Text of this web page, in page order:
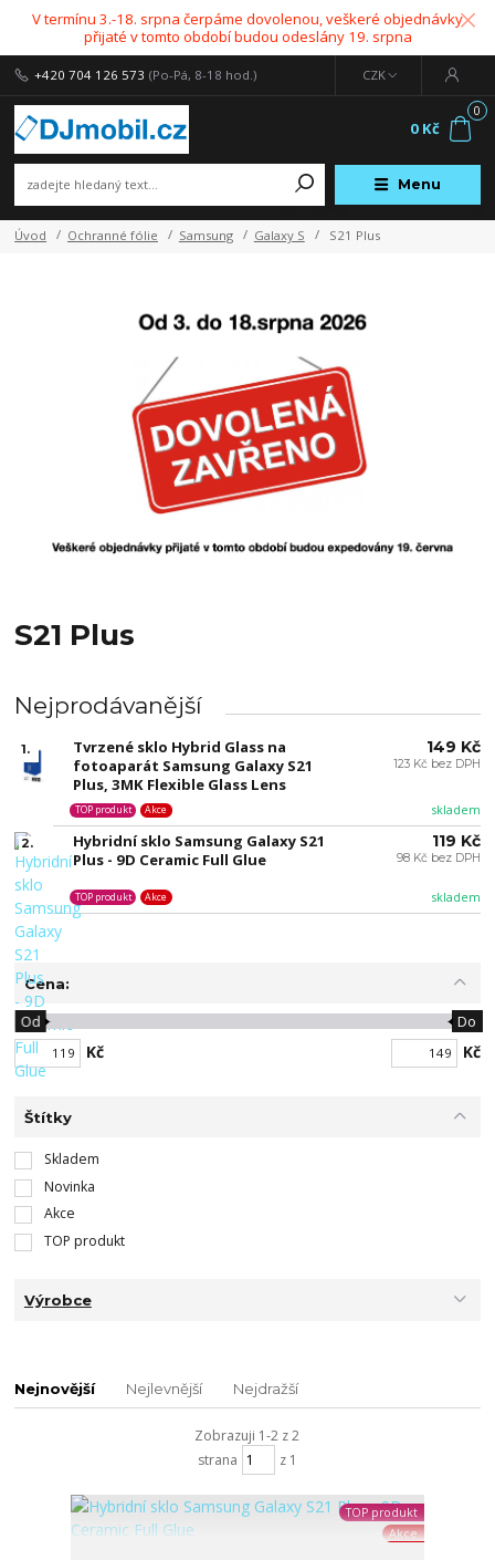
V termínu 3.-18. srpna čerpáme dovolenou, veškeré objednávky
přijaté v tomto období budou odeslány 19. srpna
Menu
CZK
+420 704 126 573 (Po-Pá, 8-18 hod.)
0
0 Kč
Úvod Ochranné fólie Samsung Galaxy S S21 Plus
S21 Plus
Nejprodávanější
1.
Tvrzené sklo Hybrid Glass na
fotoaparát Samsung Galaxy S21
Plus, 3MK Flexible Glass Lens
skladem
TOP produkt Akce
149 Kč
123 Kč bez DPH
2.
Hybridní sklo Samsung Galaxy S21
Plus - 9D Ceramic Full Glue
skladem
TOP produkt Akce
119 Kč
98 Kč bez DPH
Cena:
Kč
Od Do
Kč
Štítky
Skladem
Novinka
Akce
TOP produkt
Výrobce
Nejnovější Nejlevnější Nejdražší
Zobrazuji 1-2 z 2
strana
z 1
TOP produkt
Akce